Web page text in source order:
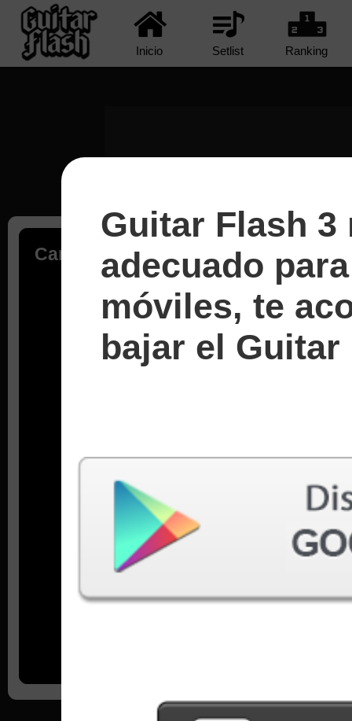
Inicio Setlist Ranking
Cargando...
Guitar Flash 3
adecuado
móviles, te
bajar el